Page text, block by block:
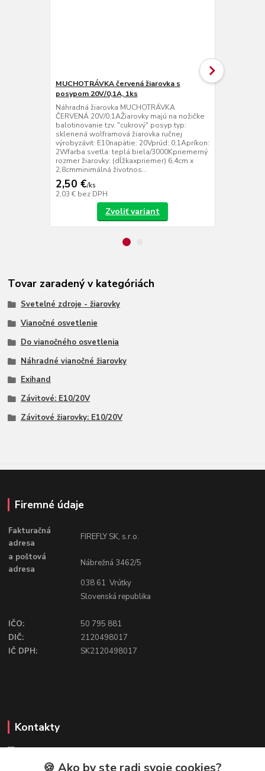
MUCHOTRÁVKA červená žiarovka s
posypom 20V/0,1A, 1ks
Náhradná žiarovka MUCHOTRÁVKA
ČERVENÁ 20V/0,1AŽiarovky majú na nožičke
balotinovanie tzv. "cukrový" posyp.typ:
sklenená wolframová žiarovka ručnej
výrobyzávit: E10napätie: 20Vprúd: 0,1Apríkon:
2Wfarba svetla: teplá biela/3000Kpriemerný
rozmer žiarovky: (dĺžkaxpriemer) 6,4cm x
2,8cmminimálná životnos...
2,50 €/ks
2,03 € bez DPH
Zvoliť variant
Tovar zaradený v kategóriách
Svetelné zdroje - žiarovky
Vianočné osvetlenie
Do vianočného osvetlenia
Náhradné vianočné žiarovky
Exihand
Závitové: E10/20V
Závitové žiarovky: E10/20V
Firemné údaje
Fakturačná
adresa
FIREFLY SK, s.r.o.
a poštová
adresa
Nábrežná 3462/5
038 61 Vrútky
Slovenská republika
IČO:
50 795 881
DIČ:
2120498017
IČ DPH:
SK2120498017
Kontakty